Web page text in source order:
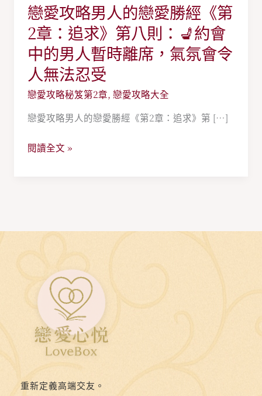
戀愛攻略男人的戀愛勝經《第
2章：追求》第八則：💺約會
中的男人暫時離席，氣氛會令
人無法忍受
戀愛攻略秘笈第2章,戀愛攻略大全
戀愛攻略男人的戀愛勝經《第2章：追求》第 […]
戀
愛
攻
略
男
人
戀
愛
則：
約
的
閱讀全文 »
重新定義高端交友。